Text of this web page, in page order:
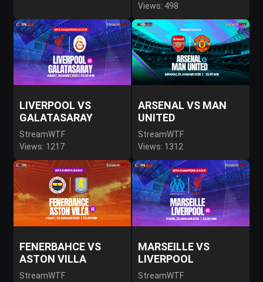
Views: 498
LIVERPOOL VS
GALATASARAY
StreamWTF
Views: 1217
ARSENAL VS MAN
UNITED
StreamWTF
Views: 1312
FENERBAHCE VS
ASTON VILLA
StreamWTF
MARSEILLE VS
LIVERPOOL
StreamWTF